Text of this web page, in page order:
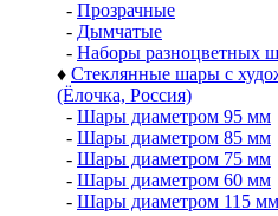
- Прозрачные
- Дымчатые
- Наборы разноцветных
♦ Стеклянные шары с
(Ёлочка, Россия)
- Шары диаметром 95 мм
- Шары диаметром 85 мм
- Шары диаметром 75 мм
- Шары диаметром 60 мм
- Шары диаметром 115 мм